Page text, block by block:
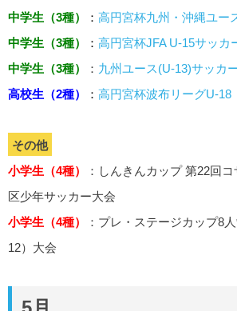
中学生（3種）
： 高円宮杯九州・沖縄ユー
中学生（3種）
： 高円宮杯JFA U-15サッカ
中学生（3種）
： 九州ユース(U-13)サッカ
高校生（2種）
： 高円宮杯波布リーグU-18
その他
小学生（4種）
：しんきんカップ 第22回
区少年サッカー大会
小学生（4種）
：プレ・ステージカップ8
12）大会